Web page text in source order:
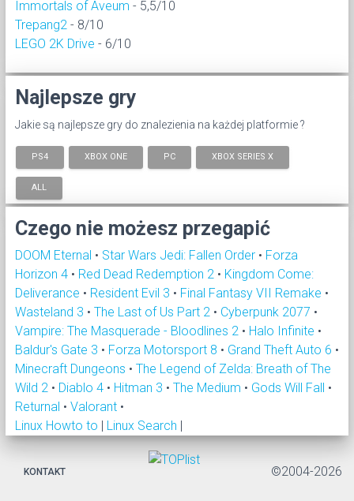
Immortals of Aveum - 5,5/10
Trepang2 - 8/10
LEGO 2K Drive - 6/10
Najlepsze gry
Jakie są najlepsze gry do znalezienia na każdej platformie ?
PS4 XBOX ONE PC XBOX SERIES X
ALL
Czego nie możesz przegapić
DOOM Eternal • Star Wars Jedi: Fallen Order • Forza
Horizon 4 • Red Dead Redemption 2 • Kingdom Come:
Deliverance • Resident Evil 3 • Final Fantasy VII Remake •
Wasteland 3 • The Last of Us Part 2 • Cyberpunk 2077 •
Vampire: The Masquerade - Bloodlines 2 • Halo Infinite •
Baldur's Gate 3 • Forza Motorsport 8 • Grand Theft Auto 6 •
Minecraft Dungeons • The Legend of Zelda: Breath of The
Wild 2 • Diablo 4 • Hitman 3 • The Medium • Gods Will Fall •
Returnal • Valorant •
Linux Howto to | Linux Search |
KONTAKT ©2004-2026